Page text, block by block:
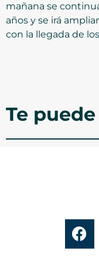
mañana se
años y se irá
con la llegada de
Te